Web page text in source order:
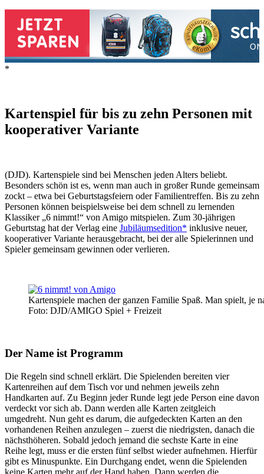
*
Kartenspiel für bis zu zehn Personen mit
kooperativer Variante
(DJD). Kartenspiele sind bei Menschen jeden Alters beliebt.
Besonders schön ist es, wenn man auch in großer Runde gemeinsam
zockt – etwa bei Geburtstagsfeiern oder Familientreffen. Bis zu zehn
Personen können beispielsweise bei dem schnell zu lernenden
Klassiker „6 nimmt!“ von Amigo mitspielen. Zum 30-jährigen
Geburtstag hat der Verlag eine Jubiläumsedition* inklusive neuer,
kooperativer Variante herausgebracht, bei der alle Spielerinnen und
Spieler gemeinsam gewinnen oder verlieren.
Kartenspiele machen der ganzen Familie Spaß. Man spielt, je
Foto: DJD/AMIGO Spiel + Freizeit
Der Name ist Programm
Die Regeln sind schnell erklärt. Die Spielenden bereiten vier
Kartenreihen auf dem Tisch vor und nehmen jeweils zehn
Handkarten auf. Zu Beginn jeder Runde legt jede Person eine davon
verdeckt vor sich ab. Dann werden alle Karten zeitgleich
umgedreht. Nun geht es darum, die aufgedeckten Karten an den
vorhandenen Reihen anzulegen – zuerst die niedrigsten, danach die
nächsthöheren. Sobald jedoch jemand die sechste Karte in eine
Reihe legt, muss er die ersten fünf selbst wieder aufnehmen. Hierfür
gibt es Minuspunkte. Ein Durchgang endet, wenn die Spielenden
keine Karten mehr auf der Hand haben. Dann werden die